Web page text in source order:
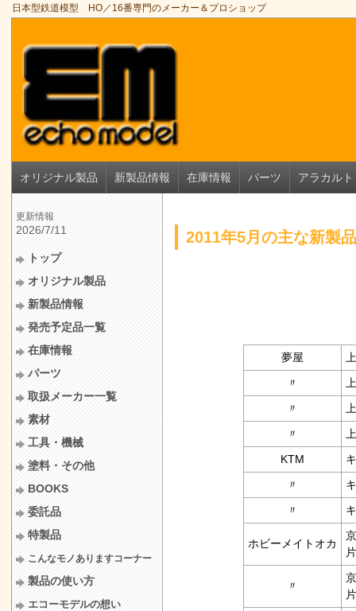
日本型鉄道模型 HO／16番専門のメーカー＆プロショップ
オリジナル製品 新製品情報 在庫情報 パーツ アラカルト
2011年5月の主な新製品
夢屋
〃
〃
〃
KTM
〃
〃
ホビーメイトオカ
〃
更新情報
2026/7/11
トップ
オリジナル製品
新製品情報
発売予定品一覧
在庫情報
パーツ
取扱メーカー一覧
素材
工具・機械
塗料・その他
BOOKS
委託品
特製品
こんなモノありますコーナー
製品の使い方
エコーモデルの想い